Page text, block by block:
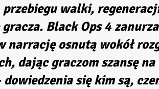
walki,
Black Ops 4
narrację osnutą wokół
dając graczom szansę
się kim są,